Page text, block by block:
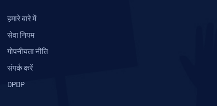
हमारे बारे में
सेवा नियम
गोपनीयता नीति
संपर्क करें
DPDP